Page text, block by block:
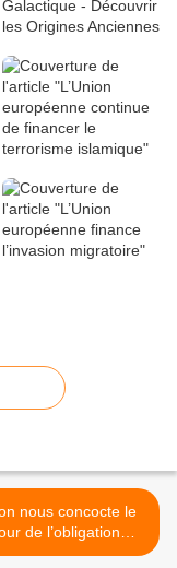
nous concocte le
de l’obligation
vaccinale contre le Covid >